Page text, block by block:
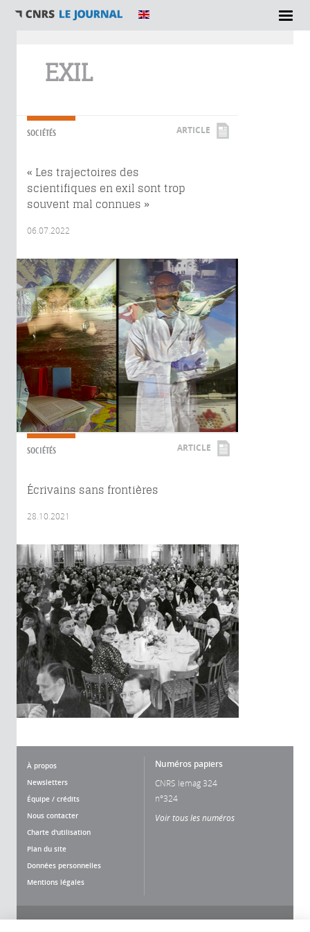
EXIL
SOCIÉTÉS ARTICLE
« Les trajectoires des
scientifiques en exil sont trop
souvent mal connues »
06.07.2022
SOCIÉTÉS ARTICLE
Écrivains sans frontières
28.10.2021
À propos
Newsletters
Équipe / crédits
Nous contacter
Charte d'utilisation
Plan du site
Données personnelles
Mentions légales
Numéros papiers
CNRS lemag 324
n°324
Voir tous les numéros